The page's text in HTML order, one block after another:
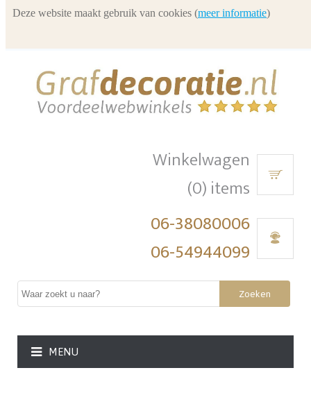
Winkelwagen
(0) items
06-38080006
06-54944099
Zoeken
MENU
Deze website maakt gebruik van cookies (meer informatie)